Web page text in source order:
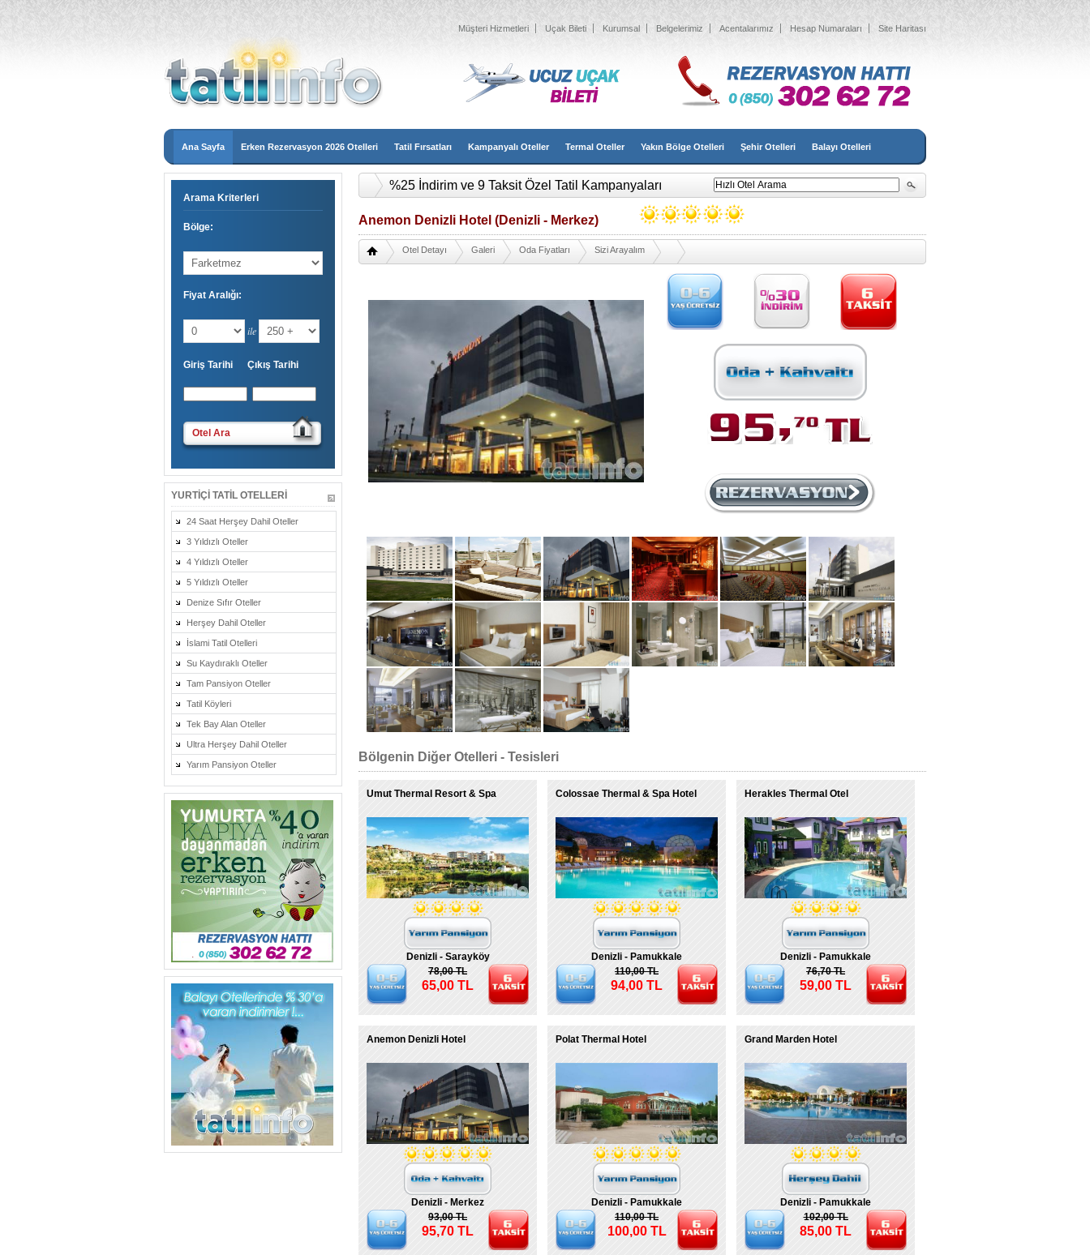
Müşteri Hizmetleri Uçak Bileti Kurumsal Belgelerimiz Acentalarımız Hesap Numaraları Site Haritası
Ana Sayfa Erken Rezervasyon 2026 Otelleri Tatil Fırsatları Kampanyalı Oteller Termal Oteller Yakın Bölge Otelleri Şehir Otelleri Balayı Otelleri
Arama Kriterleri
Bölge:
Fiyat Aralığı:
ile
Giriş Tarihi Çıkış Tarihi
Otel Ara
YURTIÇI TATIL OTELLERI
24 Saat Herşey Dahil Oteller
3 Yıldızlı Oteller
4 Yıldızlı Oteller
5 Yıldızlı Oteller
Denize Sıfır Oteller
Herşey Dahil Oteller
İslami Tatil Otelleri
Su Kaydıraklı Oteller
Tam Pansiyon Oteller
Tatil Köyleri
Tek Bay Alan Oteller
Ultra Herşey Dahil Oteller
Yarım Pansiyon Oteller
%25 İndirim ve 9 Taksit Özel Tatil Kampanyaları
Anemon Denizli Hotel (Denizli - Merkez)
Otel Detayı Galeri Oda Fiyatları Sizi Arayalım
Bölgenin Diğer Otelleri - Tesisleri
Umut Thermal Resort & Spa
Denizli - Sarayköy
78,00 TL
65,00 TL
Colossae Thermal & Spa Hotel
Denizli - Pamukkale
110,00 TL
94,00 TL
Herakles Thermal Otel
Denizli - Pamukkale
76,70 TL
59,00 TL
Anemon Denizli Hotel
Denizli - Merkez
93,00 TL
95,70 TL
Polat Thermal Hotel
Denizli - Pamukkale
110,00 TL
100,00 TL
Grand Marden Hotel
Denizli - Pamukkale
102,00 TL
85,00 TL